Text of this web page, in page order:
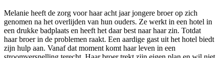
Melanie heeft de zorg voor haar acht jaar jongere broer op zich
genomen na het overlijden van hun ouders. Ze werkt in een hotel in
een drukke badplaats en heeft het daar best naar haar zin. Totdat
haar broer in de problemen raakt. Een aardige gast uit het hotel biedt
zijn hulp aan. Vanaf dat moment komt haar leven in een